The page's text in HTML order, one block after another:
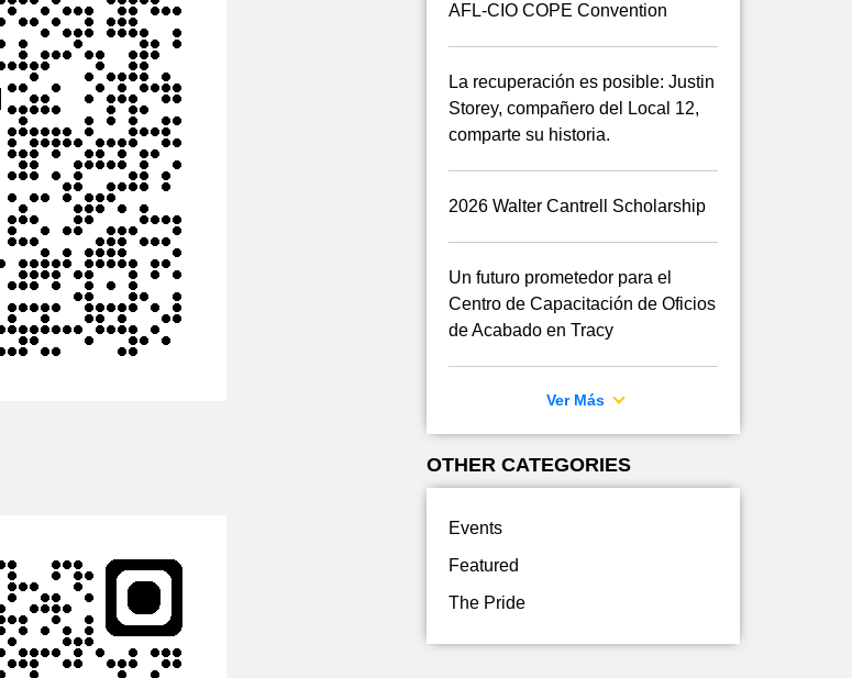
AFL-CIO COPE Convention
La recuperación es posible: Justin
Storey, compañero del Local 12,
comparte su historia.
2026 Walter Cantrell Scholarship
Un futuro prometedor para el
Centro de Capacitación de Oficios
de Acabado en Tracy
Ver Más
OTHER CATEGORIES
Events
Featured
The Pride